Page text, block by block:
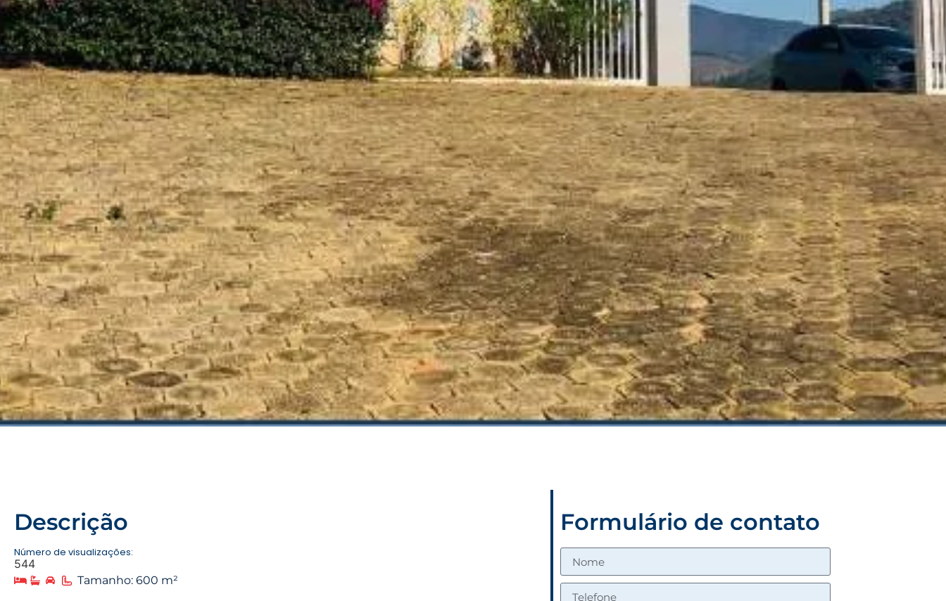
Descrição
Número de visualizações:
544
Tamanho: 600 m²
Formulário de contato